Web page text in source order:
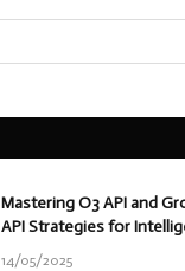
Mastering O3 API and
API Strategies for
14/05/2025